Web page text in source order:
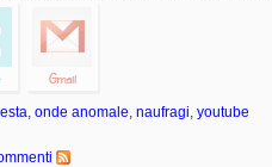
onde anomale naufragi youtube